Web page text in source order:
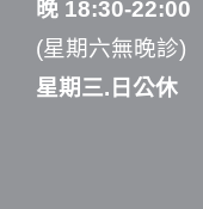
晚 18:30-22:00
(星期六無晚診)
星期三.日公休